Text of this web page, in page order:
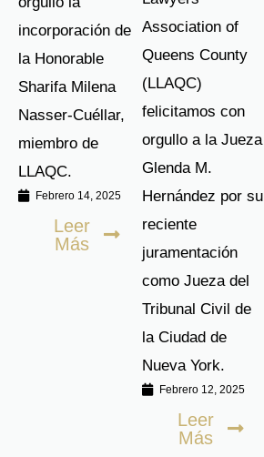
incorporación de
la Honorable
Sharifa Milena
Nasser-Cuéllar,
miembro de
LLAQC.
Febrero 14, 2025
Leer
Más
Association of
Queens County
(LLAQC)
felicitamos con
orgullo a la Jueza
Glenda M.
Hernández por su
reciente
juramentación
como Jueza del
Tribunal Civil de
la Ciudad de
Nueva York.
Febrero 12, 2025
Leer
Más